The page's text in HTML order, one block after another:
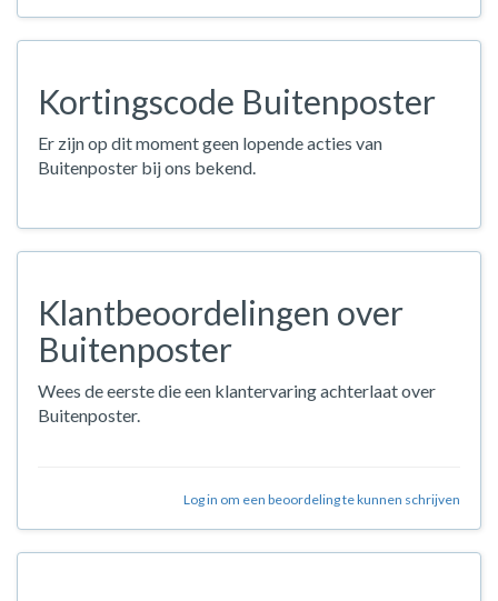
Kortingscode Buitenposter
Er zijn op dit moment geen lopende acties van
Buitenposter bij ons bekend.
Klantbeoordelingen over
Buitenposter
Wees de eerste die een klantervaring achterlaat over
Buitenposter.
Log in om een beoordeling te kunnen schrijven